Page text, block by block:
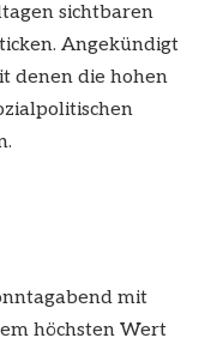
sichtbaren
Angekündigt
denen die hohen
mit
höchsten Wert